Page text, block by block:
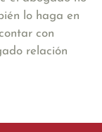
lo haga en
con
relación